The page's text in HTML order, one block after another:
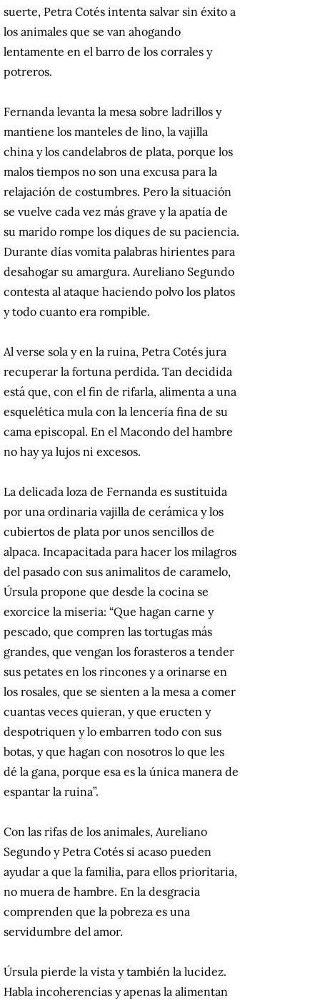
suerte, Petra Cotés intenta salvar sin éxito a
los animales que se van ahogando
lentamente en el barro de los corrales y
potreros.
Fernanda levanta la mesa sobre ladrillos y
mantiene los manteles de lino, la vajilla
china y los candelabros de plata, porque los
malos tiempos no son una excusa para la
relajación de costumbres. Pero la situación
se vuelve cada vez más grave y la apatía de
su marido rompe los diques de su paciencia.
Durante días vomita palabras hirientes para
desahogar su amargura. Aureliano Segundo
contesta al ataque haciendo polvo los platos
y todo cuanto era rompible.
Al verse sola y en la ruina, Petra Cotés jura
recuperar la fortuna perdida. Tan decidida
está que, con el fin de rifarla, alimenta a una
esquelética mula con la lencería fina de su
cama episcopal. En el Macondo del hambre
no hay ya lujos ni excesos.
La delicada loza de Fernanda es sustituida
por una ordinaria vajilla de cerámica y los
cubiertos de plata por unos sencillos de
alpaca. Incapacitada para hacer los milagros
del pasado con sus animalitos de caramelo,
Úrsula propone que desde la cocina se
exorcice la miseria: “Que hagan carne y
pescado, que compren las tortugas más
grandes, que vengan los forasteros a tender
sus petates en los rincones y a orinarse en
los rosales, que se sienten a la mesa a comer
cuantas veces quieran, y que eructen y
despotriquen y lo embarren todo con sus
botas, y que hagan con nosotros lo que les
dé la gana, porque esa es la única manera de
espantar la ruina”.
Con las rifas de los animales, Aureliano
Segundo y Petra Cotés si acaso pueden
ayudar a que la familia, para ellos prioritaria,
no muera de hambre. En la desgracia
comprenden que la pobreza es una
servidumbre del amor.
Úrsula pierde la vista y también la lucidez.
Habla incoherencias y apenas la alimentan